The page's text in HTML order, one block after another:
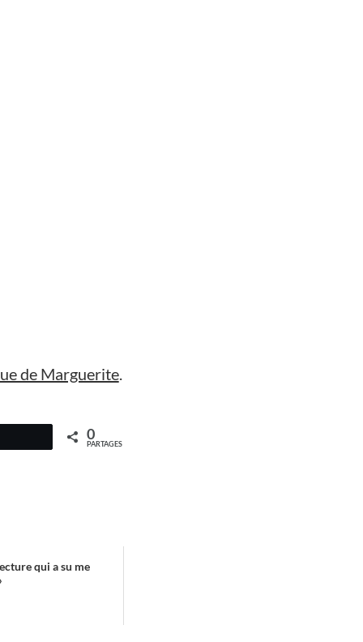
de Marguerite.
0
PARTAGES
qui a su me